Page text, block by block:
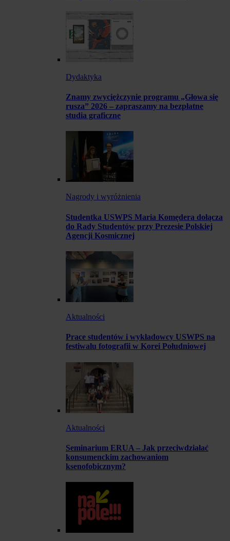
Dydaktyka
Znamy zwyciężczynie programu „Głowa się
rusza” 2026 – zapraszamy na bezpłatne
studia graficzne
Nagrody i wyróżnienia
Studentka USWPS Maria Komędera dołącza
do Rady Studentów przy Prezesie Polskiej
Agencji Kosmicznej
Aktualności
Prace studentów i wykładowcy USWPS na
festiwalu fotografii w Korei Południowej
Aktualności
Seminarium ERUA – Jak przeciwdziałać
konsumenckim zachowaniom
ksenofobicznym?